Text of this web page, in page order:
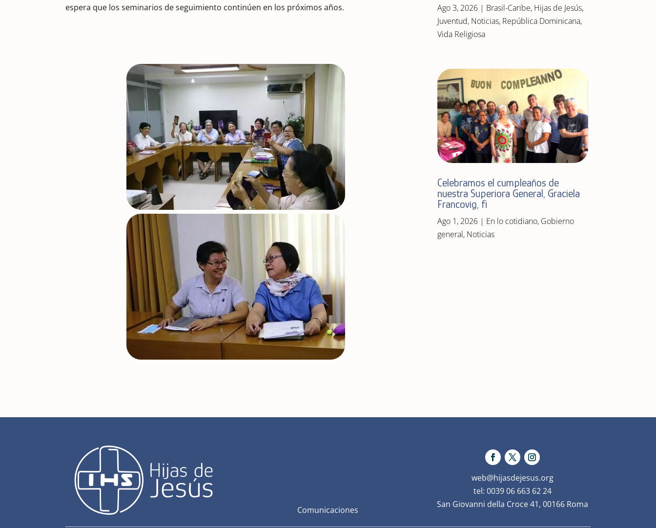
espera que los seminarios de seguimiento continúen en los próximos años.
Ago 3, 2026| Brasil-Caribe, Hijas de Jesús,
Juventud, Noticias, República Dominicana,
Vida Religiosa
Celebramos el cumpleaños de
nuestra Superiora General, Graciela
Francovig, fi
Ago 1, 2026| En lo cotidiano, Gobierno
general, Noticias
Comunicaciones
web@hijasdejesus.org
tel: 0039 06 663 62 24
San Giovanni della Croce 41, 00166 Roma